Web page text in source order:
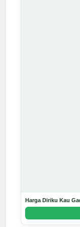
Harga Diriku Kau